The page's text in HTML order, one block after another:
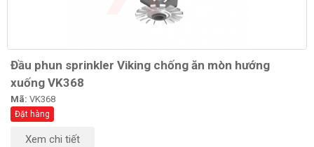
Đầu phun sprinkler Viking chống ăn mòn hướng
xuống VK368
Mã: VK368
Đặt hàng
Xem chi tiết